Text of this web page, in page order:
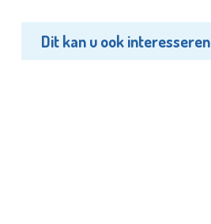
Dit kan u ook interesseren